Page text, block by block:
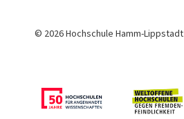
© 2026 Hochschule Hamm-Lippstadt